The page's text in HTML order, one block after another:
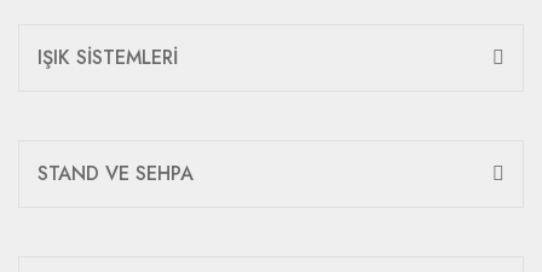
IŞIK SİSTEMLERİ
STAND VE SEHPA